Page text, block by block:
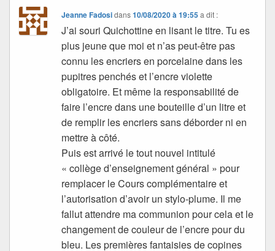
Jeanne Fadosidans10/08/2020 à 19:55 a dit :
J’ai souri Quichottine en lisant le titre. Tu es
plus jeune que moi et n’as peut-être pas
connu les encriers en porcelaine dans les
pupitres penchés et l’encre violette
obligatoire. Et même la responsabilité de
faire l’encre dans une bouteille d’un litre et
de remplir les encriers sans déborder ni en
mettre à côté.
Puis est arrivé le tout nouvel intitulé
« collège d’enseignement général » pour
remplacer le Cours complémentaire et
l’autorisation d’avoir un stylo-plume. Il me
fallut attendre ma communion pour cela et le
changement de couleur de l’encre pour du
bleu. Les premières fantaisies de copines